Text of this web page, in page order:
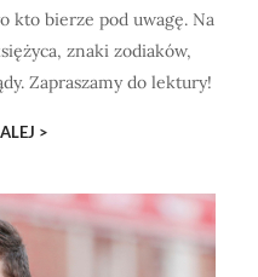
kto bierze pod uwagę. Na
znaki zodiaków,
Zapraszamy do lektury!
>